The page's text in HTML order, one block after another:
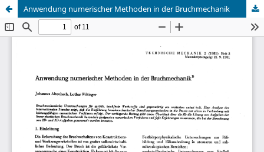
Anwendung numerischer Methoden in der Bruchmechanik